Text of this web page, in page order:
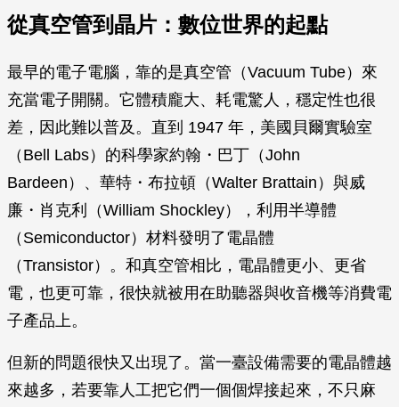
從真空管到晶片：數位世界的起點
最早的電子電腦，靠的是真空管（Vacuum Tube）來
充當電子開關。它體積龐大、耗電驚人，穩定性也很
差，因此難以普及。直到 1947 年，美國貝爾實驗室
（Bell Labs）的科學家約翰・巴丁（John
Bardeen）、華特・布拉頓（Walter Brattain）與威
廉・肖克利（William Shockley），利用半導體
（Semiconductor）材料發明了電晶體
（Transistor）。和真空管相比，電晶體更小、更省
電，也更可靠，很快就被用在助聽器與收音機等消費電
子產品上。
但新的問題很快又出現了。當一臺設備需要的電晶體越
來越多，若要靠人工把它們一個個焊接起來，不只麻